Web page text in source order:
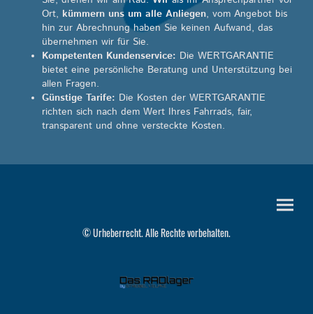
Ort, kümmern uns um alle Anliegen, vom Angebot bis
hin zur Abrechnung haben Sie keinen Aufwand, das
übernehmen wir für Sie.
Kompetenten Kundenservice: Die WERTGARANTIE
bietet eine persönliche Beratung und Unterstützung bei
allen Fragen.
Günstige Tarife: Die Kosten der WERTGARANTIE
richten sich nach dem Wert Ihres Fahrrads, fair,
transparent und ohne versteckte Kosten.
© Urheberrecht. Alle Rechte vorbehalten.